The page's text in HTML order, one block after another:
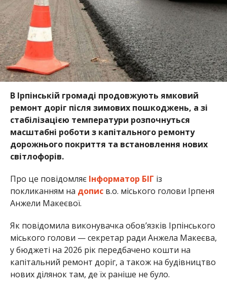
В Ірпінській громаді продовжують ямковий
ремонт доріг після зимових пошкоджень, а зі
стабілізацією температури розпочнуться
масштабні роботи з капітального ремонту
дорожнього покриття та встановлення нових
світлофорів.
Про це повідомляє Інформатор БІГ із
покликанням на дописв.о. міського голови Ірпеня
Анжели Макеєвої.
Як повідомила виконувачка обов’язків Ірпінського
міського голови — секретар ради Анжела Макеєва,
у бюджеті на 2026 рік передбачено кошти на
капітальний ремонт доріг, а також на будівництво
нових ділянок там, де їх раніше не було.